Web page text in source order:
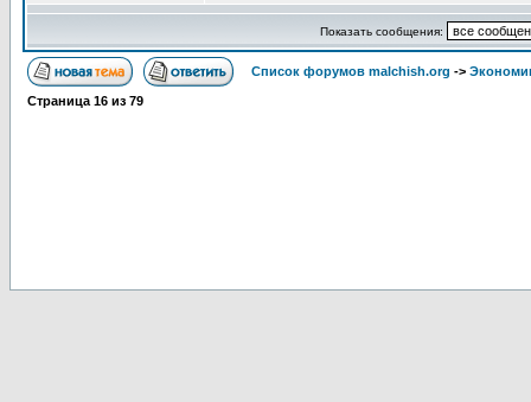
Показать сообщения:
Список форумов malchish.org ->
Страница 16 из 79